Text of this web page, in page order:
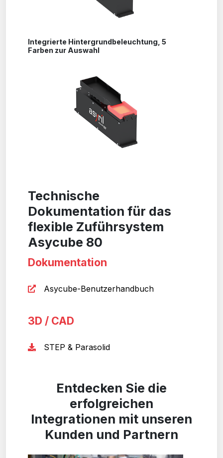
Integrierte Hintergrundbeleuchtung, 5
Farben zur Auswahl
Technische
Dokumentation für das
flexible Zuführsystem
Asycube 80
Dokumentation
Asycube-Benutzerhandbuch
3D / CAD
STEP & Parasolid
Entdecken Sie die
erfolgreichen
Integrationen mit unseren
Kunden und Partnern